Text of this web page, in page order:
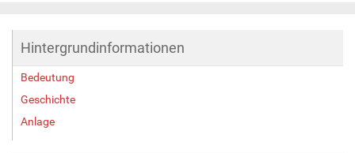
e
B
i
l
i
Hintergrundinformationen
Bedeutung
Geschichte
Anlage